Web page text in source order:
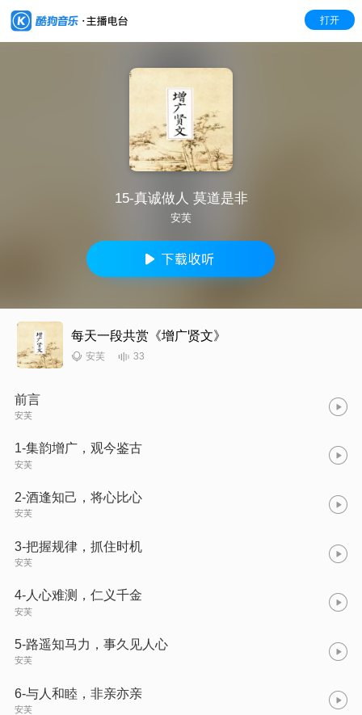
打开
15-真诚做人 莫道是非
安芙
每天一段共赏《增广贤文》
安芙 33
前言
安芙
1-集韵增广，观今鉴古
安芙
2-酒逢知己，将心比心
安芙
3-把握规律，抓住时机
安芙
4-人心难测，仁义千金
安芙
5-路遥知马力，事久见人心
安芙
6-与人和睦，非亲亦亲
安芙